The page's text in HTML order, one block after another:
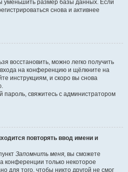
уменьшить размер базы данных. Если
снова и активнее
восстановить, можно легко получить
на конференцию и щёлкните на
инструкциям, и скоро вы снова
пароль, свяжитесь с администратором
повторять ввод имени и
Запомнить меня, вы сможете
конференции только некоторое
для того, чтобы никто другой не смог